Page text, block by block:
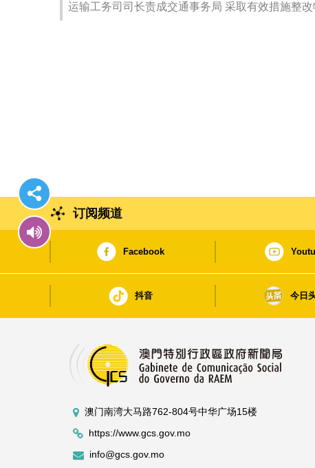
运输工务司司长责成交通事务局 采取有效措施整
订阅频道
Facebook
抖音 今日
澳门南湾大马路762-804号中华广场15楼
https://www.gcs.gov.mo
info@gcs.gov.mo